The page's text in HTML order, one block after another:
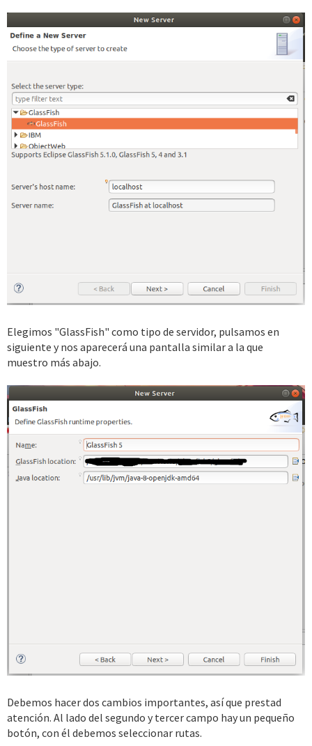
Elegimos "GlassFish" como tipo de servidor, pulsamos en
siguiente y nos aparecerá una pantalla similar a la que
muestro más abajo.
Debemos hacer dos cambios importantes, así que prestad
atención. Al lado del segundo y tercer campo hay un pequeño
botón, con él debemos seleccionar rutas.